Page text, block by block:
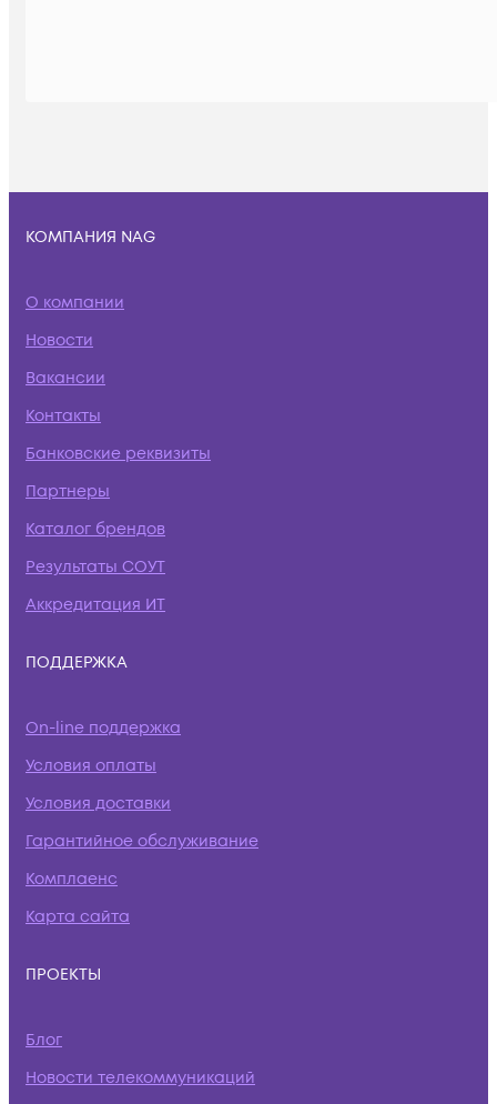
КОМПАНИЯ NAG
О компании
Новости
Вакансии
Контакты
Банковские реквизиты
Партнеры
Каталог брендов
Результаты СОУТ
Аккредитация ИТ
ПОДДЕРЖКА
On-line поддержка
Условия оплаты
Условия доставки
Гарантийное обслуживание
Комплаенс
Карта сайта
ПРОЕКТЫ
Блог
Новости телекоммуникаций